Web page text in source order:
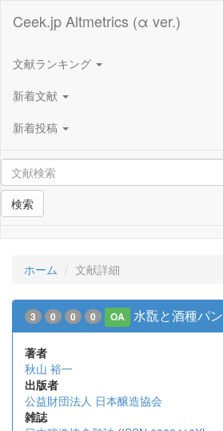
Ceek.jp Altmetrics (α ver.)
文献ランキング
新着文献
新着投稿
検索
ホーム 文献詳細
3 0 0 0 OA 水翫と酒種パン
著者
秋山 裕一
出版者
公益財団法人 日本醸造協会
雑誌